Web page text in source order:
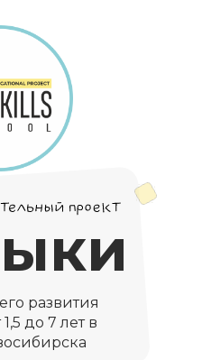
развития
до 7 лет в